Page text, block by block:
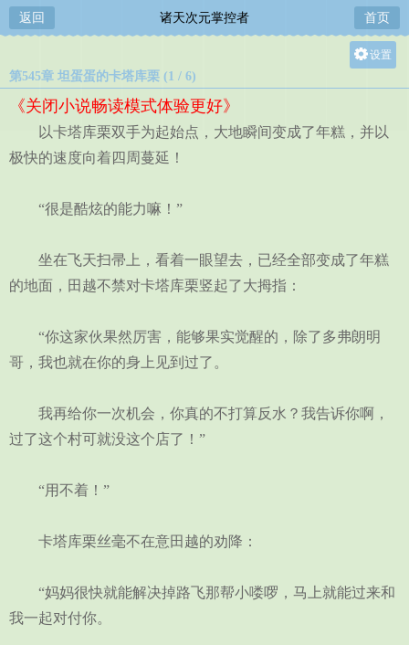
返回 诸天次元掌控者 首页
设置
中
第545章 坦蛋蛋的卡塔库栗 (1 / 6)
《关闭小说畅读模式体验更好》
以卡塔库栗双手为起始点，大地瞬间变成了年糕，并以
极快的速度向着四周蔓延！
“很是酷炫的能力嘛！”
坐在飞天扫帚上，看着一眼望去，已经全部变成了年糕
的地面，田越不禁对卡塔库栗竖起了大拇指：
“你这家伙果然厉害，能够果实觉醒的，除了多弗朗明
哥，我也就在你的身上见到过了。
我再给你一次机会，你真的不打算反水？我告诉你啊，
过了这个村可就没这个店了！”
“用不着！”
卡塔库栗丝毫不在意田越的劝降：
“妈妈很快就能解决掉路飞那帮小喽啰，马上就能过来和
我一起对付你。